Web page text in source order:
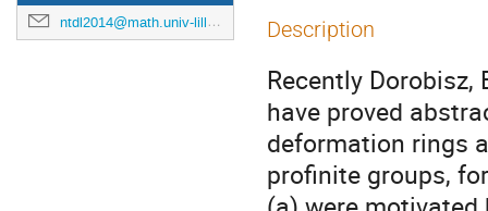
ntdl2014@math.univ-lille1.fr Description
Recently
have proved
deformation rings
profinite groups,